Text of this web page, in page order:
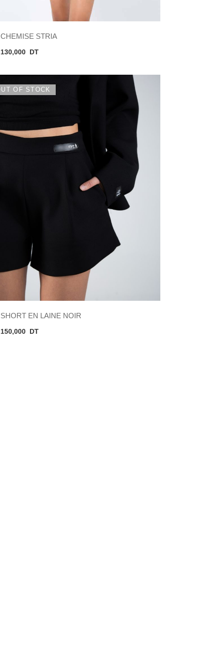
CHEMISE STRIA
130,000 DT
OF STOCK
SHORT EN LAINE NOIR
150,000 DT